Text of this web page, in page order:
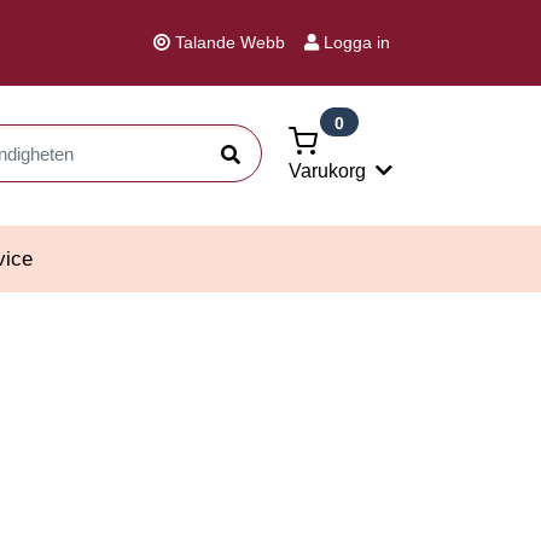
Talande Webb Logga in
Sök
Varukorg
0